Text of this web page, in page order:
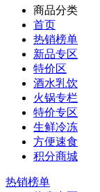
商品分类
首页
热销榜单
新品专区
特价区
酒水乳饮
火锅专栏
特价专区
生鲜冷冻
方便速食
积分商城
热销榜单